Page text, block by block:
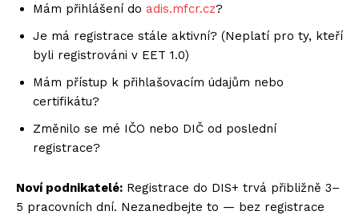
Mám přihlášení do adis.mfcr.cz?
Je má registrace stále aktivní? (Neplatí pro ty, kteří
byli registrováni v EET 1.0)
Mám přístup k přihlašovacím údajům nebo
certifikátu?
Změnilo se mé IČO nebo DIČ od poslední
registrace?
Noví podnikatelé: Registrace do DIS+ trvá přibližně 3–
5 pracovních dní. Nezanedbejte to — bez registrace